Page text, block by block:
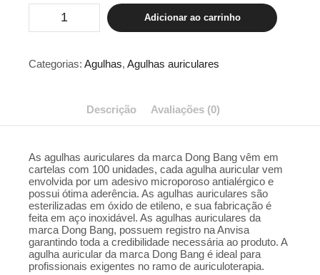
Auricular
1.5
C/100
Unidades
Adicionar ao carrinho
Categorias: Agulhas, Agulhas auriculares
Descrição Avaliações (0)
As agulhas auriculares da marca Dong Bang vêm em
cartelas com 100 unidades, cada agulha auricular vem
envolvida por um adesivo microporoso antialérgico e
possui ótima aderência. As agulhas auriculares são
esterilizadas em óxido de etileno, e sua fabricação é
feita em aço inoxidável. As agulhas auriculares da
marca Dong Bang, possuem registro na Anvisa
garantindo toda a credibilidade necessária ao produto. A
agulha auricular da marca Dong Bang é ideal para
profissionais exigentes no ramo de auriculoterapia.